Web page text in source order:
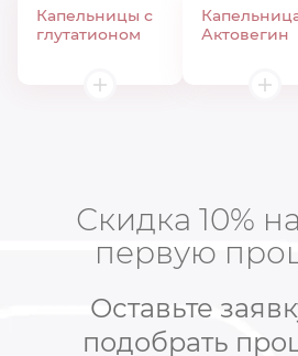
Капельницы с
глутатионом
Актовегин
Скидка 10%
первую
Оставьте
подобрать